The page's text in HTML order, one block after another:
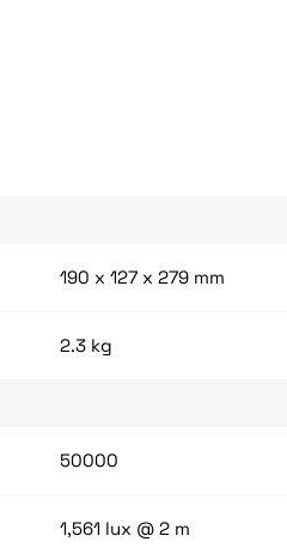
190 x 127 x 279 mm
2.3 kg
50000
1,561 lux @ 2 m